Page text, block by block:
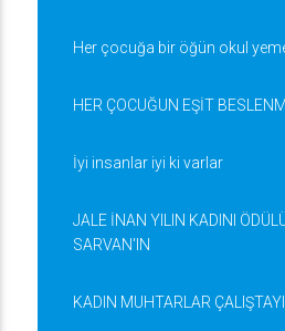
Her çocuğa bir öğün okul
HER ÇOCUĞUN EŞİT
İyi insanlar iyi ki varlar
JALE İNAN YILIN KADINI
SARVAN'IN
KADIN MUHTARLAR